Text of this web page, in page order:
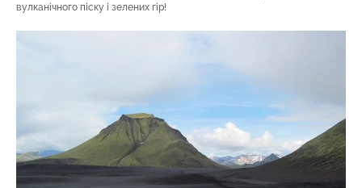
вулканічного піску і зелених гір!